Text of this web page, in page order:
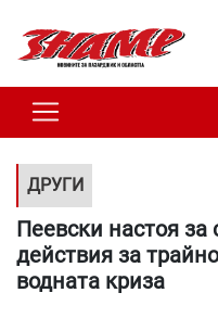
ДРУГИ
Пеевски настоя
действия за
водната криза